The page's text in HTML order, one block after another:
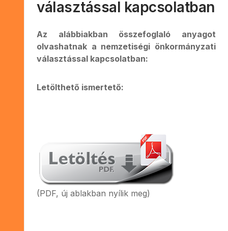
választással kapcsolatban
Az alábbiakban összefoglaló anyagot
olvashatnak a nemzetiségi önkormányzati
választással kapcsolatban:
Letölthető ismertető:
(PDF, új ablakban nyílik meg)